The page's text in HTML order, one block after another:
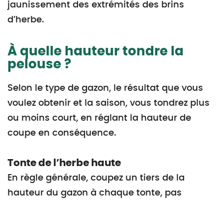
jaunissement des extrémités des brins
d’herbe.
À quelle hauteur tondre la
pelouse ?
Selon le type de gazon, le résultat que vous
voulez obtenir et la saison, vous tondrez plus
ou moins court, en réglant la hauteur de
coupe en conséquence.
Tonte de l’herbe haute
En règle générale, coupez un tiers de la
hauteur du gazon à chaque tonte, pas